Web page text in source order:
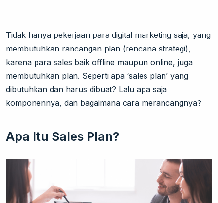
Tidak hanya pekerjaan para digital marketing saja, yang
membutuhkan rancangan plan (rencana strategi),
karena para sales baik offline maupun online, juga
membutuhkan plan. Seperti apa ‘sales plan’ yang
dibutuhkan dan harus dibuat? Lalu apa saja
komponennya, dan bagaimana cara merancangnya?
Apa Itu Sales Plan?